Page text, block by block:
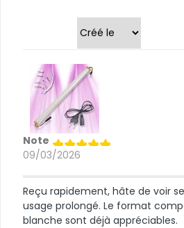
Note
09/03/2026
Reçu rapidement, hâte de voir
usage prolongé. Le format
blanche sont déjà appréciables.